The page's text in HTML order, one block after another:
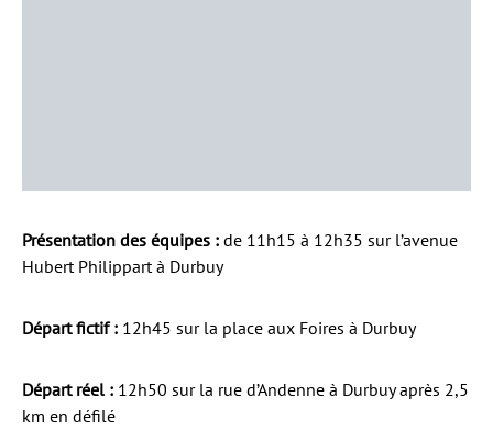
Présentation des équipes : de 11h15 à 12h35 sur l’avenue
Hubert Philippart à Durbuy
Départ fictif : 12h45 sur la place aux Foires à Durbuy
Départ réel : 12h50 sur la rue d’Andenne à Durbuy après 2,5
km en défilé